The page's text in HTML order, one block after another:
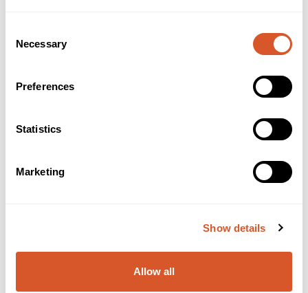
Selection
Necessary
Preferences
Statistics
Marketing
Show details
Allow all